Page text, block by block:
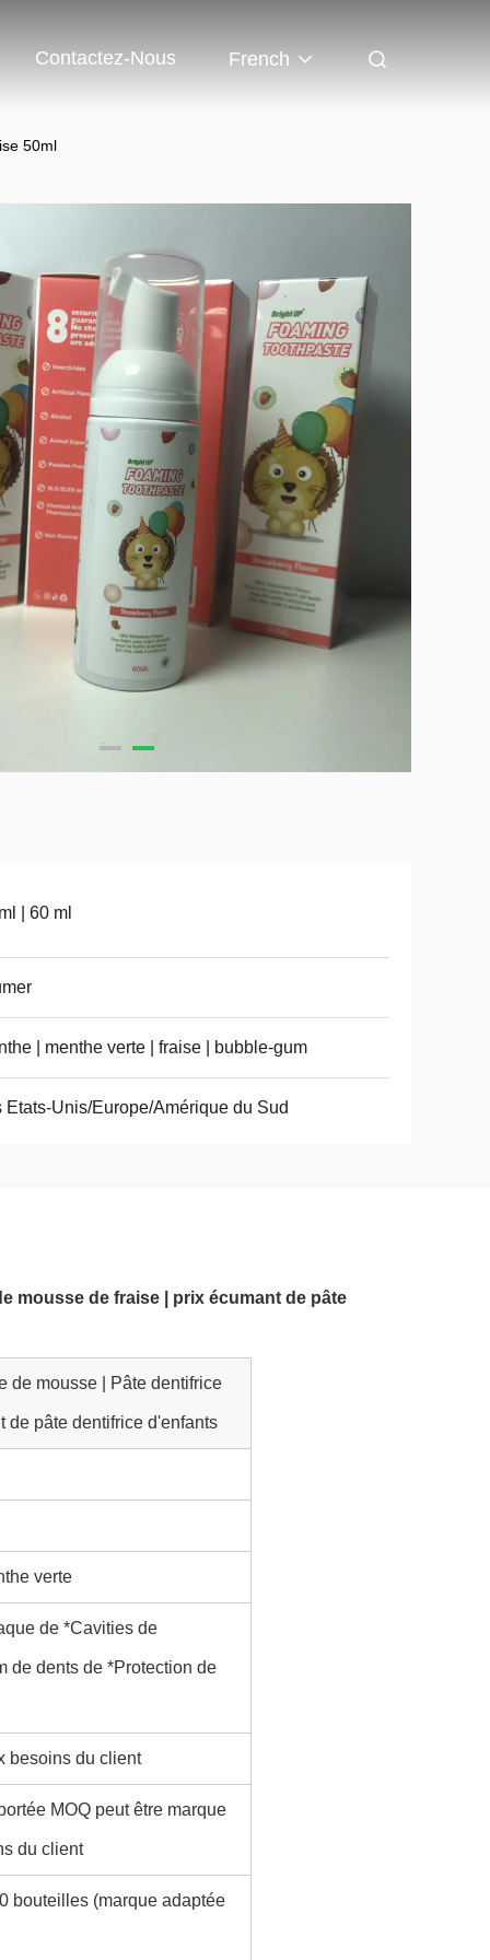
Contactez-Nous French
50ml
| 60 ml
| menthe verte | fraise | bubble-gum
Etats-Unis/Europe/Amérique du Sud
mousse de fraise | prix écumant de pâte
de mousse | Pâte dentifrice
de pâte dentifrice d'enfants
verte
de *Cavities de
de dents de *Protection de
besoins du client
MOQ peut être marque
du client
bouteilles (marque adaptée